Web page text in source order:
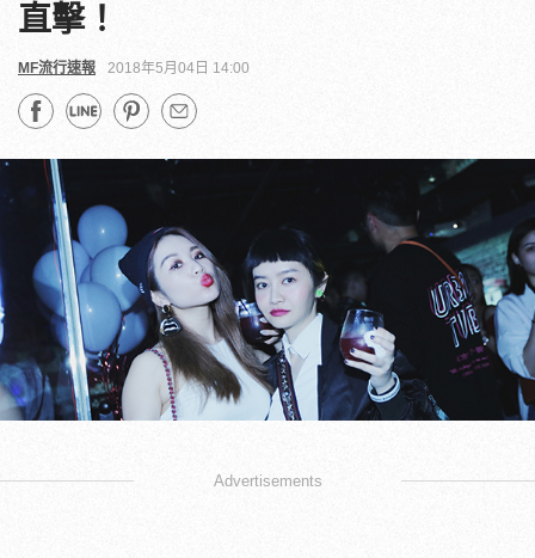
直擊！
MF流行速報 2018年5月04日 14:00
Advertisements